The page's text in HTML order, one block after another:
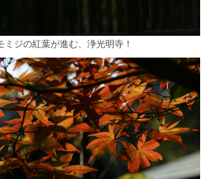
ジの紅葉が進む、浄光明寺！